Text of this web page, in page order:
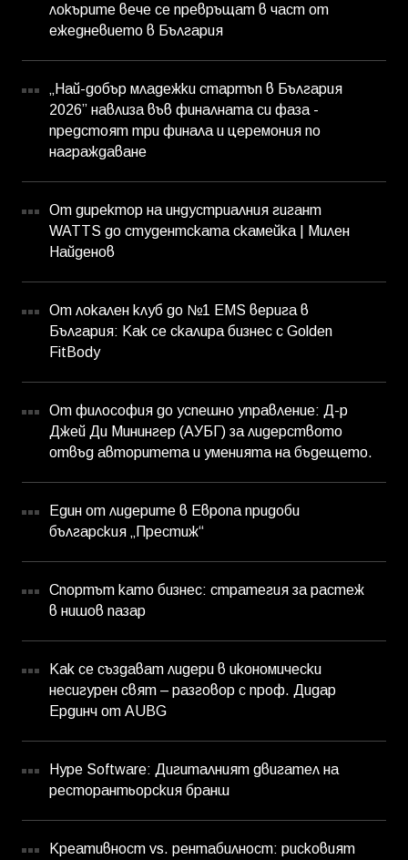
локърите вече се превръщат в част от
ежедневието в България
„Най-добър младежки стартъп в България
2026” навлиза във финалната си фаза -
предстоят три финала и церемония по
награждаване
От директор на индустриалния гигант
WATTS до студентската скамейка | Милен
Найденов
От локален клуб до №1 EMS верига в
България: Как се скалира бизнес с Golden
FitBody
От философия до успешно управление: Д-р
Джей Ди Минингер (АУБГ) за лидерството
отвъд авторитета и уменията на бъдещето.
Един от лидерите в Европа придоби
българския „Престиж“
Спортът като бизнес: стратегия за растеж
в нишов пазар
Как се създават лидери в икономически
несигурен свят – разговор с проф. Дидар
Ердинч от AUBG
Hype Software: Дигиталният двигател на
ресторантьорския бранш
Креативност vs. рентабилност: рисковият